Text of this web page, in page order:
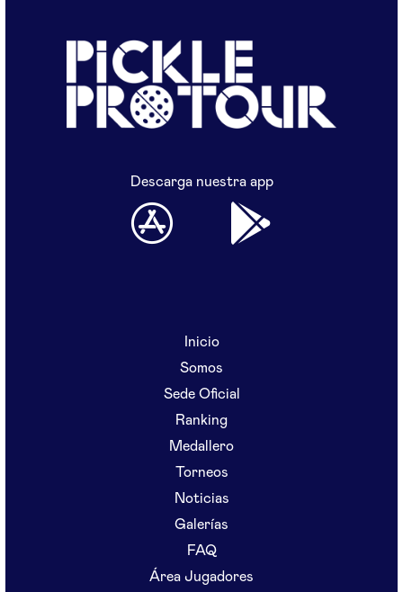
Descarga nuestra app
Inicio
Somos
Sede Oficial
Ranking
Medallero
Torneos
Noticias
Galerías
FAQ
Área Jugadores